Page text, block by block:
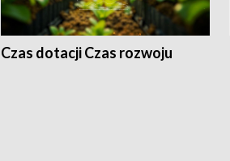
Czas dotacji Czas rozwoju